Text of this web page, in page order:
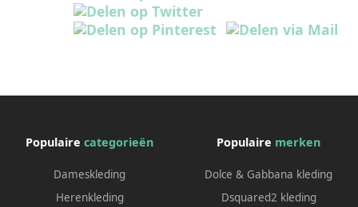
Populaire categorieën
Dameskleding
Herenkleding
Populaire merken
Dolce & Gabbana kleding
Dsquared2 kleding